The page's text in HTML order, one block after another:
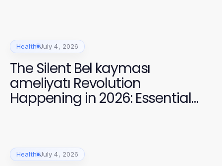
Health July 4, 2026
The Silent Bel kayması
ameliyatı Revolution
Happening in 2026: Essential
Health July 4, 2026